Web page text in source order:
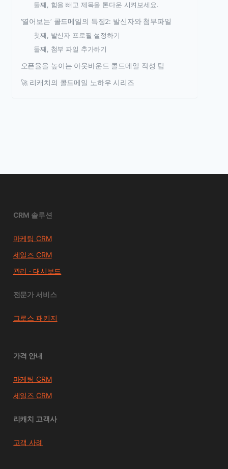
둘째, 힘을 빼고 제목을 톤다운 시켜보세요.
‘열어보는’ 콜드메일의 특징2: 발신자와 첨부파일
첫째, 발신자 프로필 설정하기
둘째, 첨부 파일 추가하기
오픈율을 높이는 아웃바운드 콜드메일 작성 팁
🚀 리캐치의 콜드메일 노하우 시리즈
CRM 솔루션
마케팅 CRM
세일즈 CRM
관리 · 대시보드
전문가 서비스
그로스 패키지
가격 안내
마케팅 CRM
세일즈 CRM
리캐치 고객사
고객 사례